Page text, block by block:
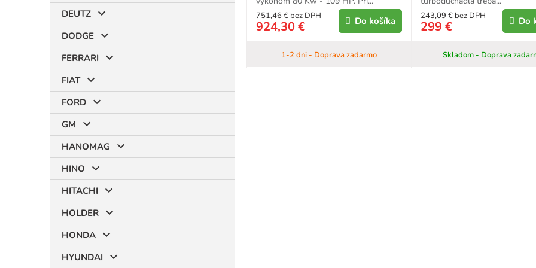
DEUTZ
DODGE
FERRARI
FIAT
FORD
GM
HANOMAG
HINO
HITACHI
HOLDER
HONDA
HYUNDAI
1-2 dni - Doprava zadarmo
751,46 € bez DPH
924,30 € Do košíka
Skladom - Doprava
243,09 € bez DPH
299 € Do